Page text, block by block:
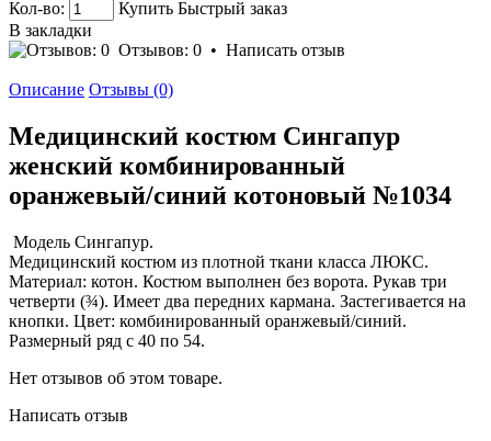
Кол-во:
Купить Быстрый заказ
В закладки
Отзывов: 0 • Написать отзыв
Описание Отзывы (0)
Медицинский костюм Сингапур
женский комбинированный
оранжевый/синий котоновый №1034
Модель Сингапур.
Медицинский костюм из плотной ткани класса ЛЮКС.
Материал: котон. Костюм выполнен без ворота. Рукав три
четверти (¾). Имеет два передних кармана. Застегивается на
кнопки. Цвет: комбинированный оранжевый/синий.
Размерный ряд с 40 по 54.
Нет отзывов об этом товаре.
Написать отзыв